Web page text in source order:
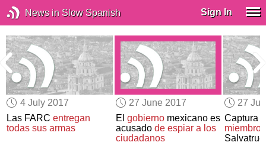
News in Slow Spanish Sign In
4 July 2017
Las FARCentregan
todas sus armas
27 June 2017
El gobiernomexicano es
acusado de espiar a los
ciudadanos
27
Captura
miembros